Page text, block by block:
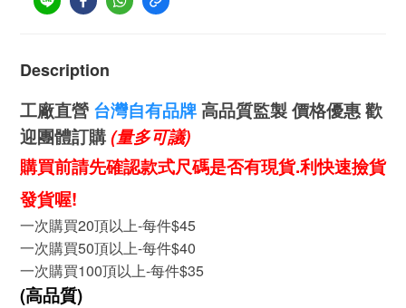
Description
工廠直營 台灣自有品牌高品質監製 價格優惠 歡
迎團體訂購(量多可議)
購買前請先確認款式尺碼是否有現貨.利快速撿貨
發貨喔!
一次購買20頂以上-每件$45
一次購買50頂以上-每件$40
一次購買100頂以上-每件$35
(高品質)